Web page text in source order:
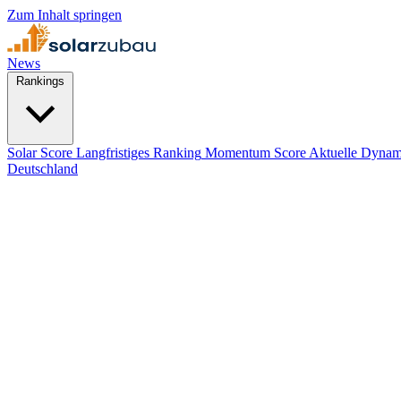
Zum Inhalt springen
News
Solar Score Langfristiges Ranking Momentum Score Aktuelle
Deutschland